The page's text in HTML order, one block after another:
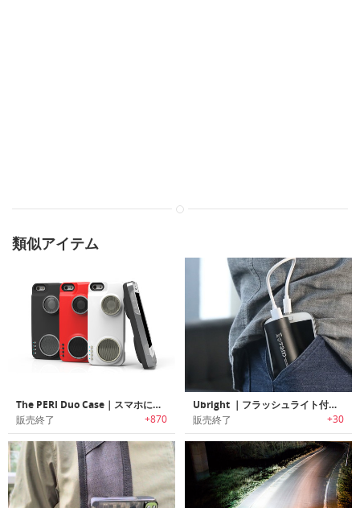
類似アイテム
The PERI Duo Case｜スマホに取り付けるだけでスピーカーに変身する ペリデュオケース
販売終了 +870
Ubright ｜フラッシュライト付き5000mAhポータブルチャージャー 「ユーブライト」
販売終了 +30